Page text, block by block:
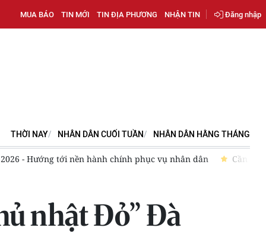
MUA BÁO TIN MỚI TIN ĐỊA PHƯƠNG NHẬN TIN Đăng nhập
THỜI NAY NHÂN DÂN CUỐI TUẦN NHÂN DÂN HẰNG THÁNG
khuyến sinh đồng bộ Thành phố Hồ Chí Minh: Quyết
nhật Đỏ” Đà